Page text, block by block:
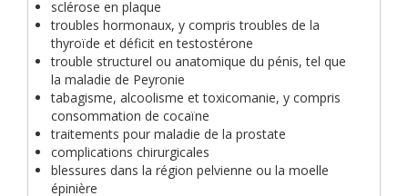
sclérose en plaque
troubles hormonaux, y compris troubles de la
thyroïde et déficit en testostérone
trouble structurel ou anatomique du pénis, tel que
la maladie de Peyronie
tabagisme, alcoolisme et toxicomanie, y compris
consommation de cocaïne
traitements pour maladie de la prostate
complications chirurgicales
blessures dans la région pelvienne ou la moelle
épinière